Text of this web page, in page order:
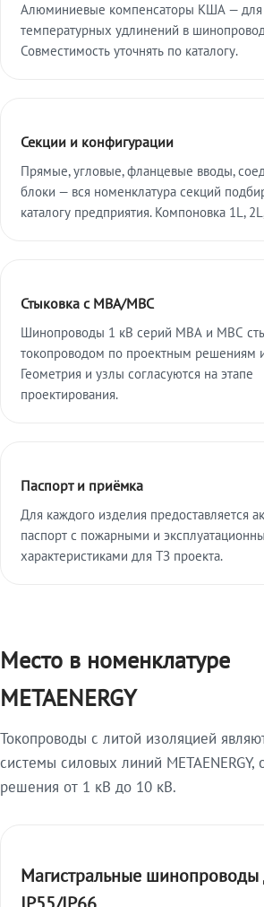
Алюминиевые компенсаторы КША — для
температурных удлинений в
Совместимость уточнять по каталогу.
Секции и конфигурации
Прямые, угловые, фланцевые вводы,
блоки — вся номенклатура секций
каталогу предприятия. Компоновка 1L,
Стыковка с МВА/МВС
Шинопроводы 1 кВ серий МВА и МВС
токопроводом по проектным решениям и
Геометрия и узлы согласуются на этапе
проектирования.
Паспорт и приёмка
Для каждого изделия предоставляется
паспорт с пожарными и
характеристиками для ТЗ проекта.
Место в номенклатуре
METAENERGY
Токопроводы с литой изоляцией
системы силовых линий
решения от 1 кВ до 10 кВ.
Магистральные шинопроводы